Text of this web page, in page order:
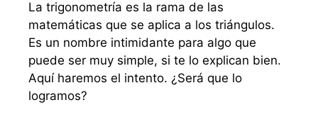
La trigonometría es la rama de las
matemáticas que se aplica a los triángulos.
Es un nombre intimidante para algo que
puede ser muy simple, si te lo explican bien.
Aquí haremos el intento. ¿Será que lo
logramos?